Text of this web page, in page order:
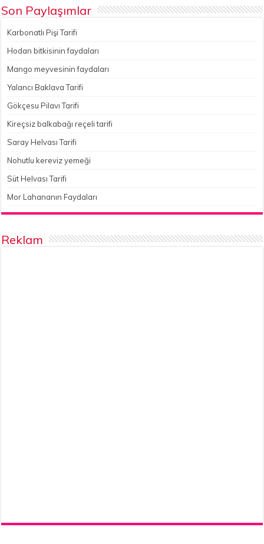
Son Paylaşımlar
Karbonatlı Pişi Tarifi
Hodan bitkisinin faydaları
Mango meyvesinin faydaları
Yalancı Baklava Tarifi
Gökçesu Pilavı Tarifi
Kireçsiz balkabağı reçeli tarifi
Saray Helvası Tarifi
Nohutlu kereviz yemeği
Süt Helvası Tarifi
Mor Lahananın Faydaları
Reklam